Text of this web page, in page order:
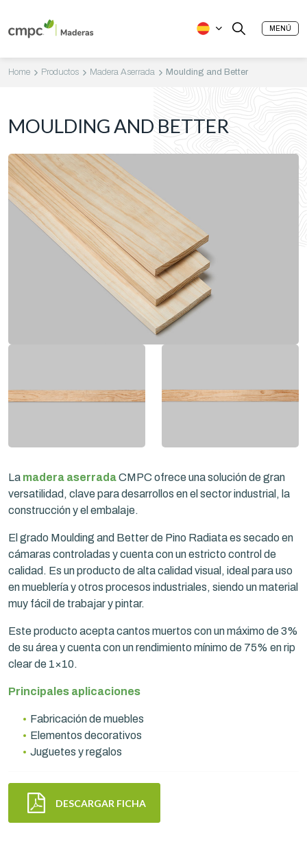
MENÚ
Home Productos Madera Aserrada Moulding and Better
MOULDING AND BETTER
La madera aserradaCMPC ofrece una solución de gran
versatilidad, clave para desarrollos en el sector industrial, la
construcción y el embalaje.
El grado Moulding and Better de Pino Radiata es secado en
cámaras controladas y cuenta con un estricto control de
calidad. Es un producto de alta calidad visual, ideal para uso
en mueblería y otros procesos industriales, siendo un material
muy fácil de trabajar y pintar.
Este producto acepta cantos muertos con un máximo de 3%
de su área y cuenta con un rendimiento mínimo de 75% en rip
clear de 1×10.
Principales aplicaciones
Fabricación de muebles
Elementos decorativos
Juguetes y regalos
DESCARGAR FICHA